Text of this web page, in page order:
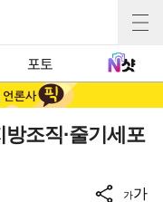
포토
조직·줄기세포
가가